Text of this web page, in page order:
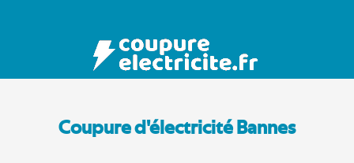
Coupure d'électricité Bannes